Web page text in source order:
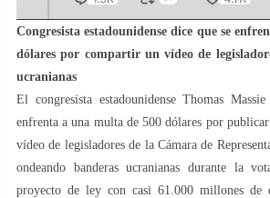
Congresista estadounidense dice que se
dólares por compartir un vídeo de
ucranianas
El congresista estadounidense Thomas
enfrenta a una multa de 500 dólares por publicar
vídeo de legisladores de la Cámara de
ondeando banderas ucranianas durante la
proyecto de ley con casi 61.000 millones de